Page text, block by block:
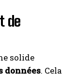
de
solide
données. Cela